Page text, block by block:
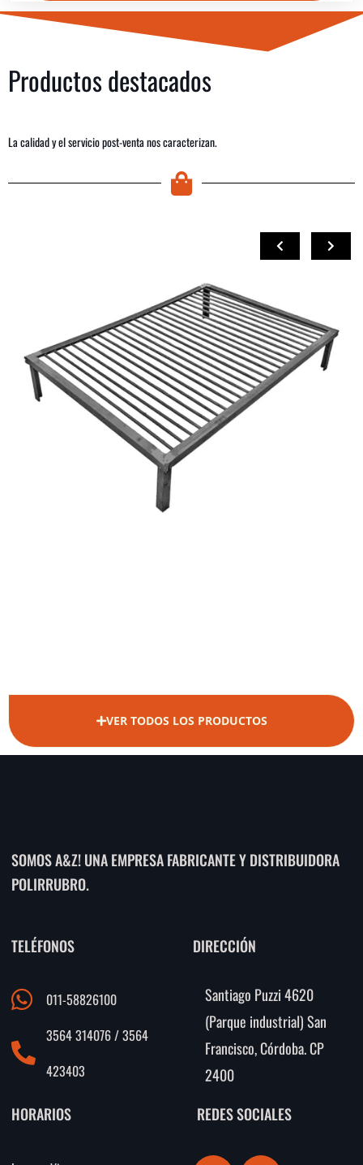
Productos destacados
La calidad y el servicio post-venta nos caracterizan.
VER TODOS LOS PRODUCTOS
SOMOS A&Z! UNA EMPRESA FABRICANTE Y DISTRIBUIDORA
POLIRRUBRO.
TELÉFONOS
011-58826100
3564 314076 / 3564
423403
DIRECCIÓN
Santiago Puzzi 4620
(Parque industrial) San
Francisco, Córdoba. CP
2400
HORARIOS
REDES SOCIALES